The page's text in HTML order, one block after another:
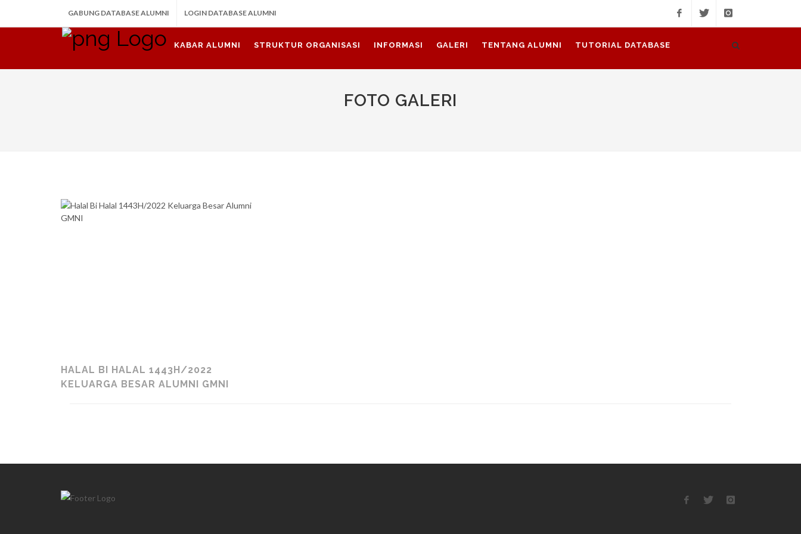
GABUNG DATABASE ALUMNI LOGIN DATABASE ALUMNI
KABAR ALUMNI STRUKTUR ORGANISASI INFORMASI GALERI TENTANG ALUMNI TUTORIAL DATABASE
FOTO GALERI
HALAL BI HALAL 1443H/2022
KELUARGA BESAR ALUMNI GMNI